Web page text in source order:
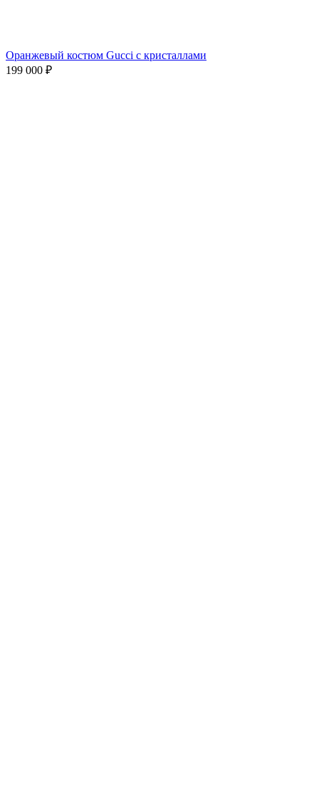
Оранжевый костюм Gucci с кристаллами
199 000 ₽